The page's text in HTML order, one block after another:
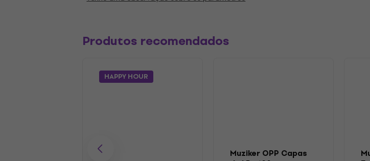
Produtos recomendados
HAPPY HOUR
Muziker OPP Capas